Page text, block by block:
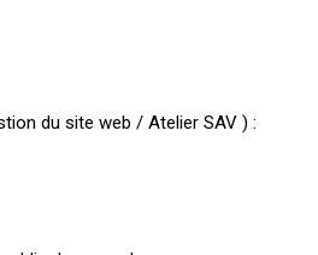
du site web / Atelier SAV ) :